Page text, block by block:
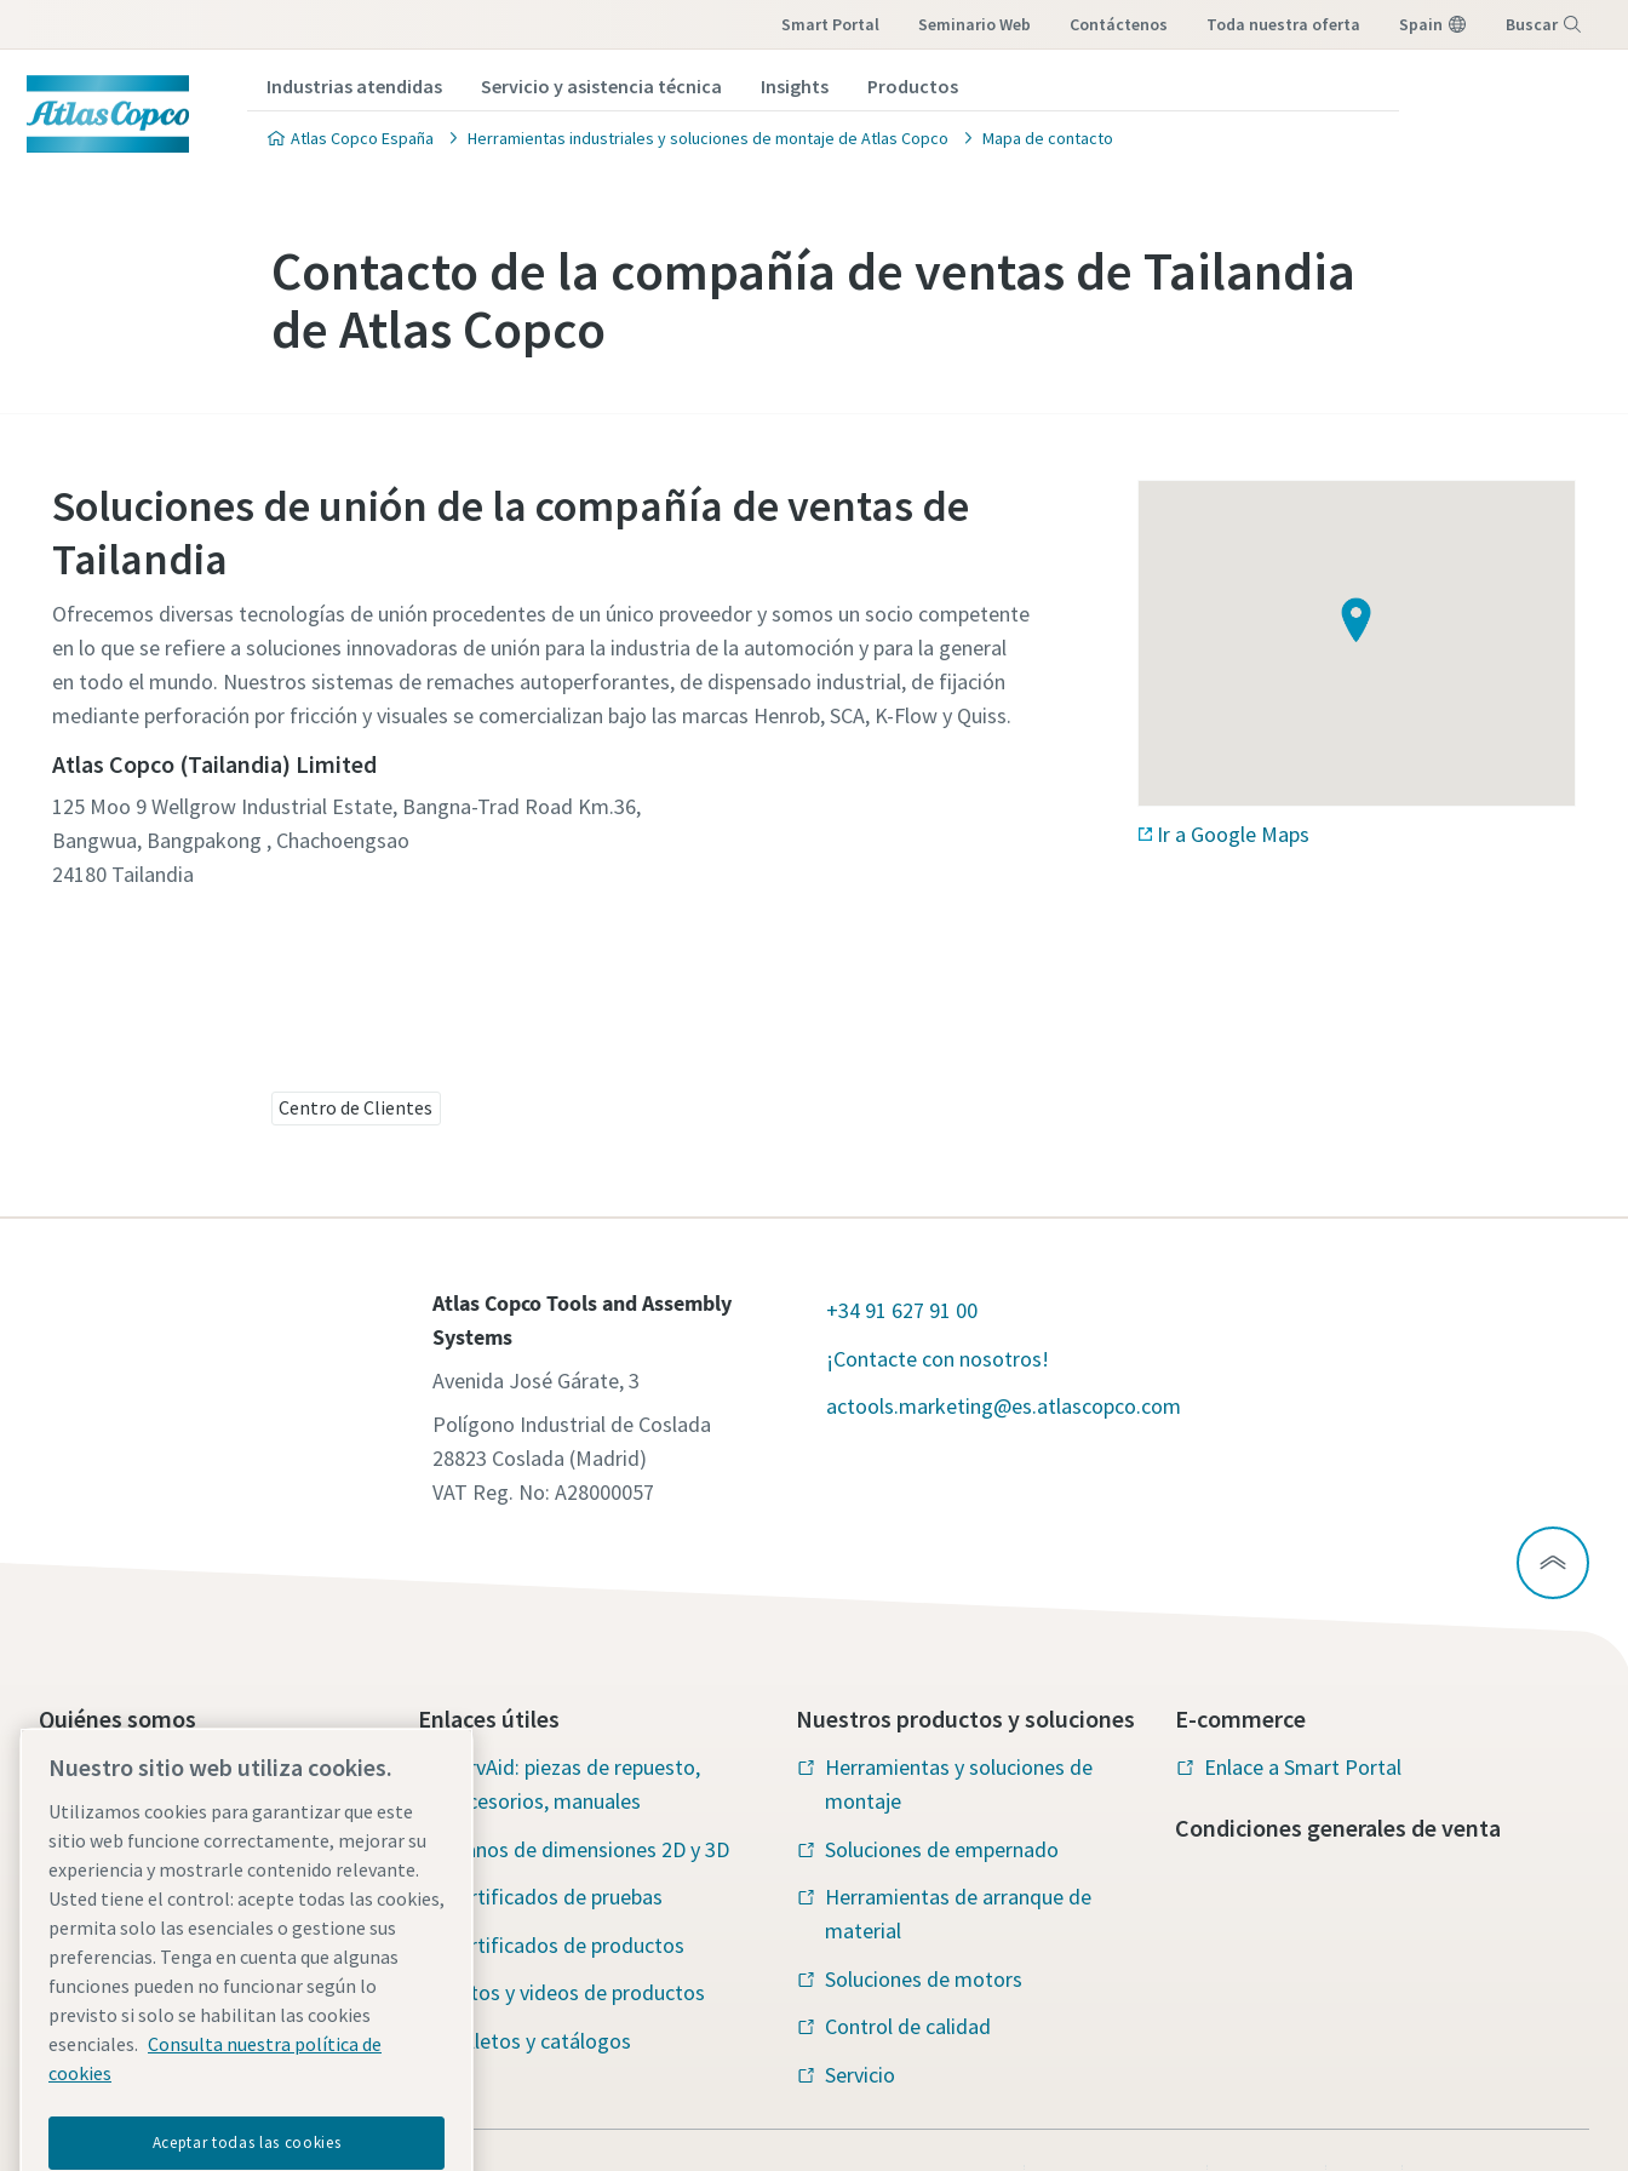
Smart Portal Seminario Web contáctenos toda nuestra oferta Spain Buscar
Industrias atendidas Servicio y asistencia técnica Insights Productos
Atlas Copco España Herramientas industriales y soluciones de montaje de Atlas Copco Mapa de contacto
Contacto de la compañía de ventas de Tailandia
de Atlas Copco
Soluciones de unión de la compañía de ventas de
Tailandia
Ofrecemos diversas tecnologías de unión procedentes de un único proveedor y somos un socio competente
en lo que se refiere a soluciones innovadoras de unión para la industria de la automoción y para la general
en todo el mundo. Nuestros sistemas de remaches autoperforantes, de dispensado industrial, de fijación
mediante perforación por fricción y visuales se comercializan bajo las marcas Henrob, SCA, K-Flow y Quiss.
Atlas Copco (Tailandia) Limited
125 Moo 9 Wellgrow Industrial Estate, Bangna-Trad Road Km.36,
Bangwua, Bangpakong , Chachoengsao
24180 Tailandia
Ir a Google Maps
Centro de Clientes
Atlas Copco Tools and Assembly
Systems
Avenida José Gárate, 3
Polígono Industrial de Coslada
28823 Coslada (Madrid)
VAT Reg. No: A28000057
+34 91 627 91 00
¡Contacte con nosotros!
actools.marketing@es.atlascopco.com
Quiénes somos
Grupo Atlas Copco
Técnicas Industriales
Industrias
Empleo
Enlaces útiles
ServAid: piezas de repuesto,
accesorios, manuales
Planos de dimensiones 2D y 3D
Certificados de pruebas
Certificados de productos
Fotos y videos de productos
Folletos y catálogos
Nuestros productos y soluciones
Herramientas y soluciones de
montaje
Soluciones de empernado
Herramientas de arranque de
material
Soluciones de motors
Control de calidad
Servicio
E-commerce
Enlace a Smart Portal
Condiciones generales de venta
Nuestro sitio web utiliza cookies.
Utilizamos cookies para garantizar que este
sitio web funcione correctamente, mejorar su
experiencia y mostrarle contenido relevante.
Usted tiene el control: acepte todas las cookies,
permita solo las esenciales o gestione sus
preferencias. Tenga en cuenta que algunas
funciones pueden no funcionar según lo
previsto si solo se habilitan las cookies
esenciales. Consulta nuestra política de
cookies
Aceptar todas las cookies